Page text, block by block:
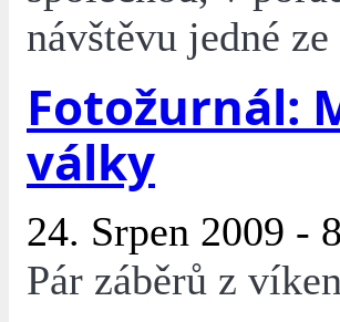
návštěvu jedné
Fotožurnál:
války
24. Srpen 2009 -
Pár záběrů z